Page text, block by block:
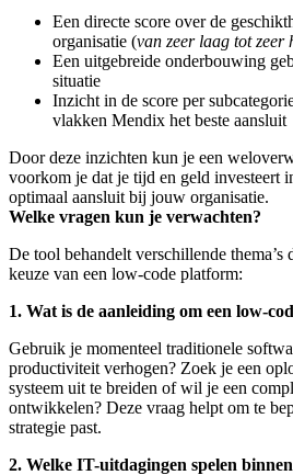
Een directe score over de
organisatie (van zeer laag tot zeer
Een uitgebreide onderbouwing
situatie
Inzicht in de score per
vlakken Mendix het beste aansluit
Door deze inzichten kun je een
voorkom je dat je tijd en geld investeert
optimaal aansluit bij jouw organisatie.
Welke vragen kun je verwachten?
De tool behandelt verschillende
keuze van een low-code platform:
1. Wat is de aanleiding om een low-
Gebruik je momenteel traditionele
productiviteit verhogen? Zoek je een
systeem uit te breiden of wil je een
ontwikkelen? Deze vraag helpt om te
strategie past.
2. Welke IT-uitdagingen spelen